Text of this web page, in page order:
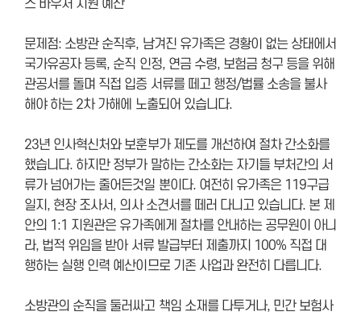
스 바우처 지원 예산
문제점: 소방관 순직후, 남겨진 유가족은 경황이 없는 상태에서
국가유공자 등록, 순직 인정, 연금 수령, 보험금 청구 등을 위해
관공서를 돌며 직접 입증 서류를 떼고 행정/법률 소송을 불사
해야 하는 2차 가해에 노출되어 있습니다.
23년 인사혁신처와 보훈부가 제도를 개선하여 절차 간소화를
했습니다. 하지만 정부가 말하는 간소화는 자기들 부처간의 서
류가 넘어가는 줄어든것일 뿐이다. 여전히 유가족은 119구급
일지, 현장 조사서, 의사 소견서를 떼러 다니고 있습니다. 본 제
안의 1:1 지원관은 유가족에게 절차를 안내하는 공무원이 아니
라, 법적 위임을 받아 서류 발급부터 제출까지 100% 직접 대
행하는 실행 인력 예산이므로 기존 사업과 완전히 다릅니다.
소방관의 순직을 둘러싸고 책임 소재를 다투거나, 민간 보험사